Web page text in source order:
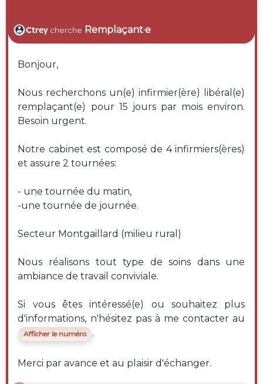
Ctrey cherche Remplaçant·e
Bonjour,
Nous recherchons un(e) infirmier(ère) libéral(e)
remplaçant(e) pour 15 jours par mois environ.
Besoin urgent.
Notre cabinet est composé de 4 infirmiers(ères)
et assure 2 tournées:
- une tournée du matin,
-une tournée de journée.
Secteur Montgaillard (milieu rural)
Nous réalisons tout type de soins dans une
ambiance de travail conviviale.
Si vous êtes intéressé(e) ou souhaitez plus
Afficher le numéro .
Merci par avance et au plaisir d'échanger.